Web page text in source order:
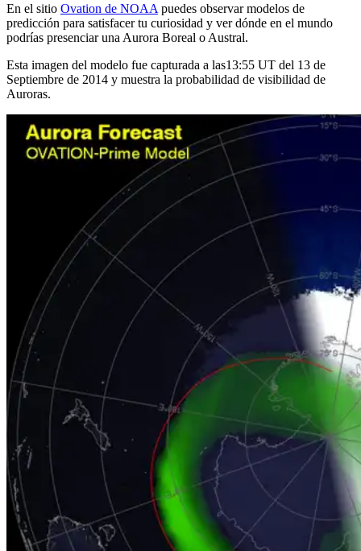
En el sitio Ovation de NOAA puedes observar modelos de
predicción para satisfacer tu curiosidad y ver dónde en el mundo
podrías presenciar una Aurora Boreal o Austral.
Esta imagen del modelo fue capturada a las13:55 UT del 13 de
Septiembre de 2014 y muestra la probabilidad de visibilidad de
Auroras.